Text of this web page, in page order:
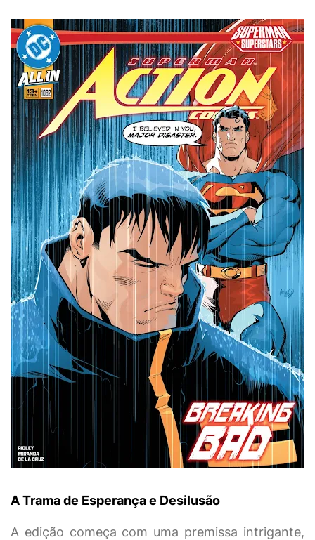
A Trama de Esperança e Desilusão
A edição começa com uma premissa intrigante,